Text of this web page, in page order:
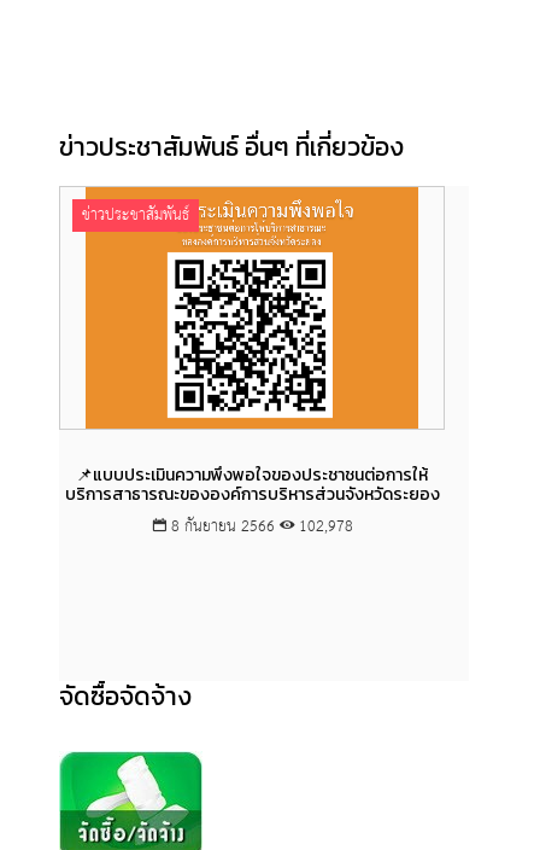
ข่าวประชาสัมพันธ์ อื่นๆ ที่เกี่ยวข้อง
ข่าวประชาสัมพันธ์
📌แบบประเมินความพึงพอใจของประชาชนต่อการให้
บริการสาธารณะขององค์การบริหารส่วนจังหวัดระยอง
8 กันยายน 2566 102,978
จัดซื้อจัดจ้าง